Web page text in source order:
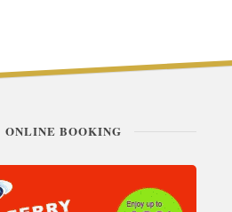
ONLINE BOOKING